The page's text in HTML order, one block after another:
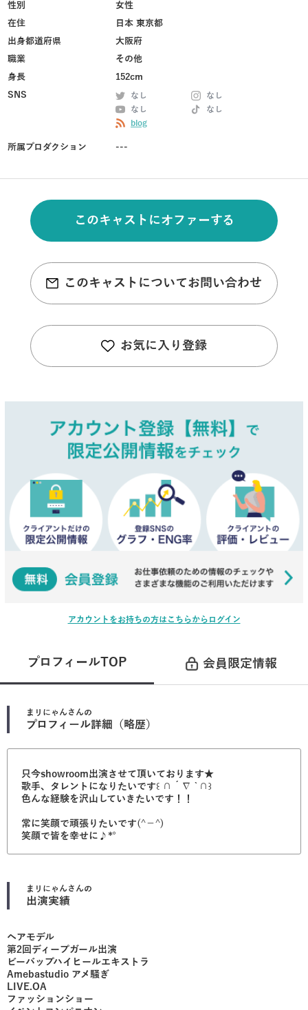
性別
女性
在住
日本 東京都
出身都道府県
大阪府
職業
その他
身長
152cm
SNS
なし
なし
なし
なし
blog
所属プロダクション ---
このキャストにオファーする
このキャストについてお問い合わせ
お気に入り登録
アカウントをお持ちの方はこちらからログイン
プロフィールTOP 会員限定情報
まリにゃん さんの
プロフィール詳細（略歴）
只今showroom出演させて頂いております★
歌手、タレントになりたいです꒰ ∩´∇ `∩꒱
色んな経験を沢山していきたいです！！
常に笑顔で頑張りたいです(^−^)
笑顔で皆を幸せに♪*°
まリにゃん さんの
出演実績
ヘアモデル
第2回ディープガール出演
ビーバップハイヒールエキストラ
Amebastudio アメ騒ぎ
LIVE.OA
ファッションショー